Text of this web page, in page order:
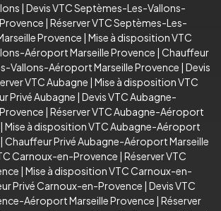
| Devis VTC Septèmes-Les-Vallons-
| Réserver VTC Septèmes-Les-
Provence | Mise à disposition VTC
Aéroport Marseille Provence | Chauffeur
Vallons-Aéroport Marseille Provence | Devis
VTC Aubagne | Mise à disposition VTC
Privé Aubagne | Devis VTC Aubagne-
| Réserver VTC Aubagne-Aéroport
| Mise à disposition VTC Aubagne-Aéroport
| Chauffeur Privé Aubagne-Aéroport Marseille
Carnoux-en-Provence | Réserver VTC
| Mise à disposition VTC Carnoux-en-
Privé Carnoux-en-Provence | Devis VTC
Aéroport Marseille Provence | Réserver